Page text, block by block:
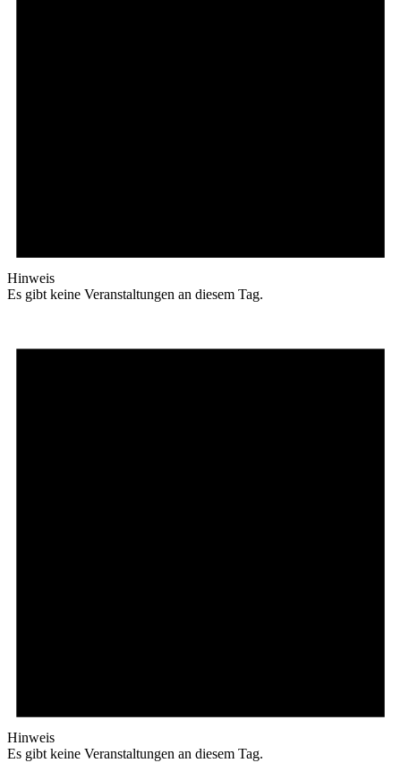
Hinweis
Es gibt keine Veranstaltungen an diesem Tag.
Hinweis
Es gibt keine Veranstaltungen an diesem Tag.